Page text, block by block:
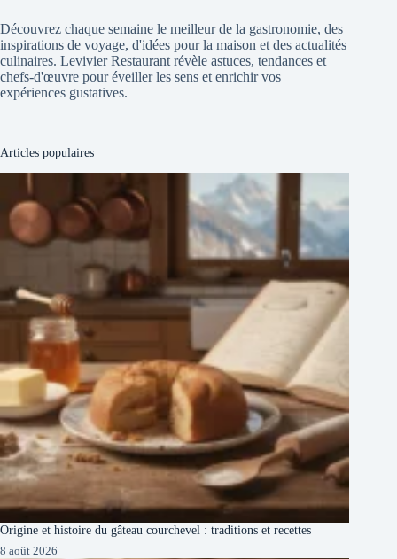
Découvrez chaque semaine le meilleur de la gastronomie, des
inspirations de voyage, d'idées pour la maison et des actualités
culinaires. Levivier Restaurant révèle astuces, tendances et
chefs-d'œuvre pour éveiller les sens et enrichir vos
expériences gustatives.
Articles populaires
Origine et histoire du gâteau courchevel : traditions et recettes
8 août 2026